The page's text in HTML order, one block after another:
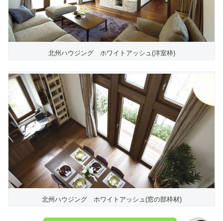
北州ハウジング ホワイトアッシュ(洋室枠)
北州ハウジング ホワイトアッシュ(窓の部枠材)